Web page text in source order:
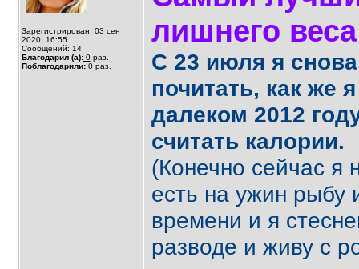
Зарегистрирован: 03 сен
2020, 16:55
Сообщений: 14
Благодарил (а):0раз.
Поблагодарили:0раз.
лишнего
С 23 июля я
почитать, как же
далеком 2012
считать калории.
(Конечно сейчас я
есть на ужин рыбу
времени и я
разводе и живу с